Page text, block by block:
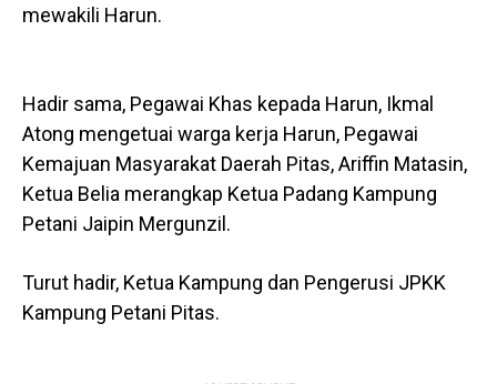
mewakili Harun.
Hadir sama, Pegawai Khas kepada Harun, Ikmal
Atong mengetuai warga kerja Harun, Pegawai
Kemajuan Masyarakat Daerah Pitas, Ariffin Matasin,
Ketua Belia merangkap Ketua Padang Kampung
Petani Jaipin Mergunzil.
Turut hadir, Ketua Kampung dan Pengerusi JPKK
Kampung Petani Pitas.